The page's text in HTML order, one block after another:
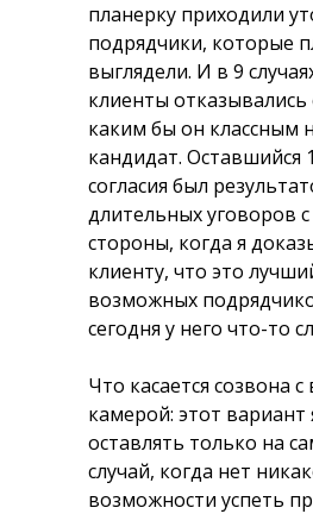
планерку приходили
подрядчики, которые
выглядели. И в 9
клиенты отказывались
каким бы он классным
кандидат. Оставшийся
согласия был
длительных уговоров
стороны, когда я
клиенту, что это
возможных
сегодня у него что-то
Что касается созвона
камерой: этот
оставлять только на
случай, когда нет
возможности успеть